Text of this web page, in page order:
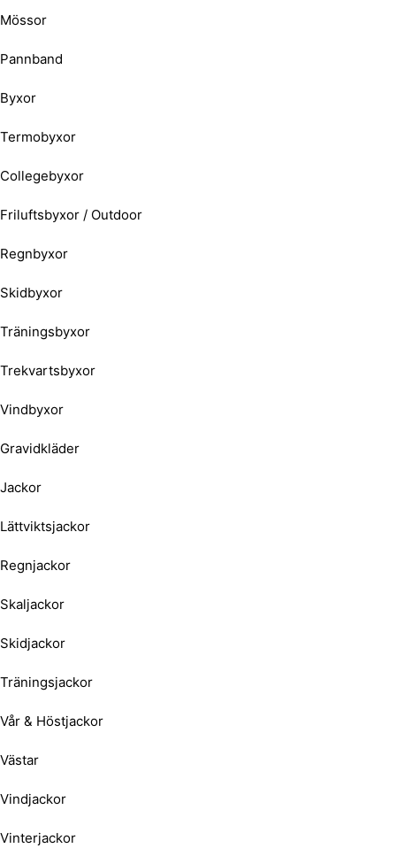
Mössor
Pannband
Byxor
Termobyxor
Collegebyxor
Friluftsbyxor / Outdoor
Regnbyxor
Skidbyxor
Träningsbyxor
Trekvartsbyxor
Vindbyxor
Gravidkläder
Jackor
Lättviktsjackor
Regnjackor
Skaljackor
Skidjackor
Träningsjackor
Vår & Höstjackor
Västar
Vindjackor
Vinterjackor